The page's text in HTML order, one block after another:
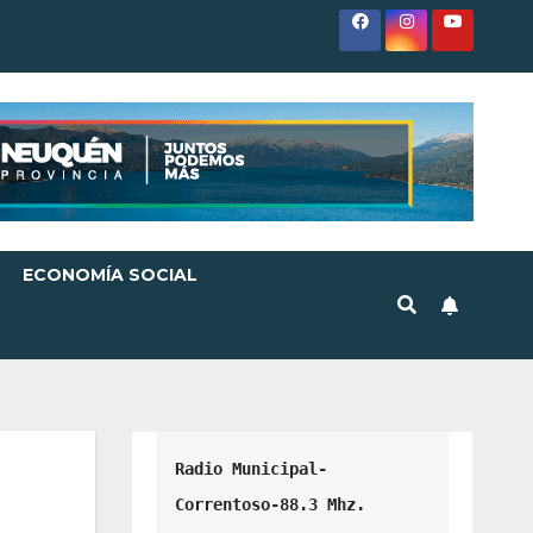
ECONOMÍA SOCIAL
Radio Municipal-
Correntoso-88.3 Mhz.